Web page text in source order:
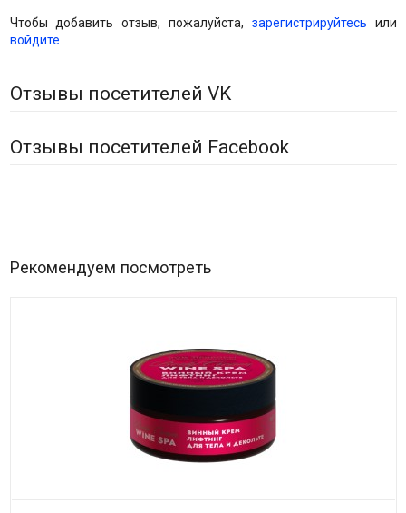
Чтобы добавить отзыв, пожалуйста, зарегистрируйтесь или
войдите
Отзывы посетителей VK
Отзывы посетителей Facebook
Рекомендуем посмотреть